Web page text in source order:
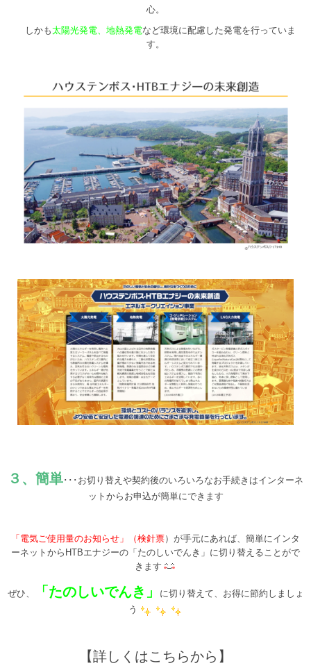
心。
しかも太陽光発電、地熱発電など環境に配慮した発電を行っていま
す。
３、簡単･･･お切り替えや契約後のいろいろなお手続きはインターネ
ットからお申込が簡単にできます
「電気ご使用量のお知らせ」（検針票）が手元にあれば、簡単にインタ
ーネットからHTBエナジーの「たのしいでんき」に切り替えることがで
きます
ぜひ、 「たのしいでんき」
に切り替えて、お得に節約しましょ
う
【詳しくはこちらから】